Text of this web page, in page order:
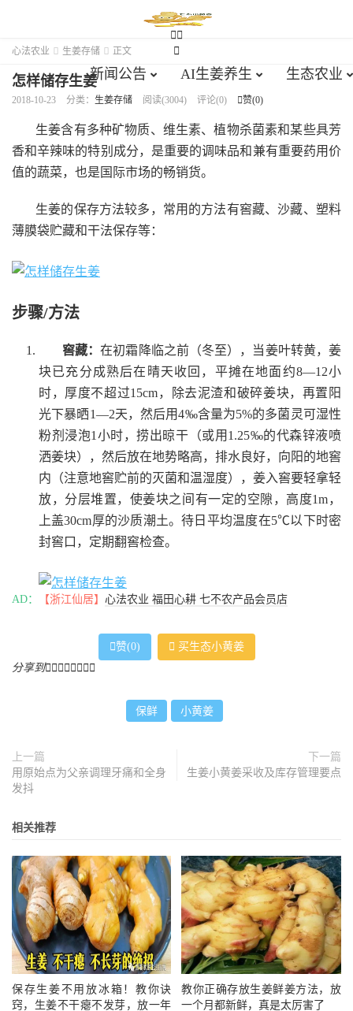
 

新闻公告 AI生姜养生 生态农业
心法农业  生姜存储  正文
怎样储存生姜
2018-10-23 分类： 生姜存储 阅读(3004) 评论(0) 赞(0)
生姜含有多种矿物质、维生素、植物杀菌素和某些具芳
香和辛辣味的特别成分，是重要的调味品和兼有重要药用价
值的蔬菜，也是国际市场的畅销货。
生姜的保存方法较多，常用的方法有窖藏、沙藏、塑料
薄膜袋贮藏和干法保存等：
步骤/方法
窖藏：在初霜降临之前（冬至），当姜叶转黄，姜
块已充分成熟后在晴天收回，平摊在地面约8—12小
时，厚度不超过15cm，除去泥渣和破碎姜块，再置阳
光下暴晒1—2天，然后用4‰含量为5%的多菌灵可湿性
粉剂浸泡1小时，捞出晾干（或用1.25‰的代森锌液喷
洒姜块），然后放在地势略高，排水良好，向阳的地窖
内（注意地窖贮前的灭菌和温湿度），姜入窖要轻拿轻
放，分层堆置，使姜块之间有一定的空隙，高度1m，
上盖30cm厚的沙质潮土。待日平均温度在5℃以下时密
封窖口，定期翻窖检查。
地面铺一层大石子（拳头大小），再用干净的细沙铺6
—8cm厚，将选好、消毒好的姜块，顺序地摆放在沙
上，铺一层姜盖一层沙，共5—6层，用砖框边，上盖草
帘，保持沙的湿润，此法可保存半年以上。
的长方形垛，每垛1250-2500公斤，垛中间立一个用细
门，洞上留气孔避免冷风吹入。
封闭堆藏对生姜进行严格挑选，留下质量较好的
散堆在仓库中，用草包草帘遮盖好，备贮。再在仓库的
朝南方向垒砌砖墙，隔出一小仓库，并在砖墙上涂上泥
堵塞砖缝，防冷风吹入，将姜堆放在砖墙内，姜堆高2
米左右，堆内均匀地放入若干用芦苇扎成的通气筒到顶
部以利通风。堆藏时，墙角不留空隙，中间可略松些。
AD： 【浙江仙居】 心法农业 福田心耕 七不农产品会员店
赞(0)  买生态小黄姜
分享到       
保鲜 小黄姜
上一篇
用原始点为父亲调理牙痛和全身
发抖
下一篇
生姜小黄姜采收及库存管理要点
相关推荐
保存生姜不用放冰箱！教你诀
窍，生姜不干瘪不发芽，放一年
教你正确存放生姜鲜姜方法，放
一个月都新鲜，真是太厉害了